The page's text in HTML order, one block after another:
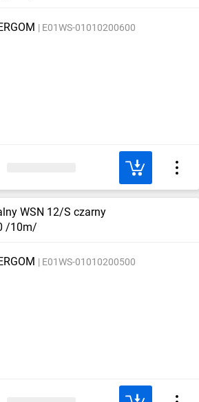
E01WS-01010200600
WSN 12/S czarny
/10m/
E01WS-01010200500